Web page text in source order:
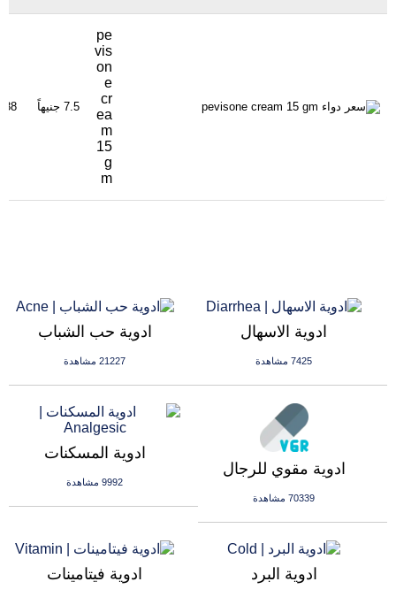
pe
vis
on
e
cr
ea
m
15
g
m
7.5 جنيهاً 1488
ادوية حب الشباب
21227 مشاهدة
ادوية الاسهال
7425 مشاهدة
ادوية المسكنات
9992 مشاهدة
ادوية مقوي للرجال
70339 مشاهدة
ادوية فيتامينات ادوية البرد